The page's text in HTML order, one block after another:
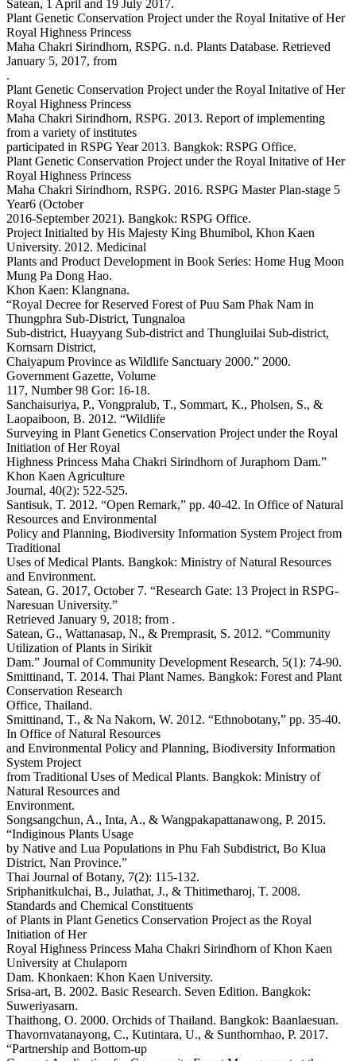
Satean, 1 April and 19 July 2017.
Plant Genetic Conservation Project under the Royal Initative of Her
Royal Highness Princess
Maha Chakri Sirindhorn, RSPG. n.d. Plants Database. Retrieved
January 5, 2017, from
.
Plant Genetic Conservation Project under the Royal Initative of Her
Royal Highness Princess
Maha Chakri Sirindhorn, RSPG. 2013. Report of implementing
from a variety of institutes
participated in RSPG Year 2013. Bangkok: RSPG Office.
Plant Genetic Conservation Project under the Royal Initative of Her
Royal Highness Princess
Maha Chakri Sirindhorn, RSPG. 2016. RSPG Master Plan-stage 5
Year6 (October
2016-September 2021). Bangkok: RSPG Office.
Project Initialted by His Majesty King Bhumibol, Khon Kaen
University. 2012. Medicinal
Plants and Product Development in Book Series: Home Hug Moon
Mung Pa Dong Hao.
Khon Kaen: Klangnana.
“Royal Decree for Reserved Forest of Puu Sam Phak Nam in
Thungphra Sub-District, Tungnaloa
Sub-district, Huayyang Sub-district and Thungluilai Sub-district,
Kornsarn District,
Chaiyapum Province as Wildlife Sanctuary 2000.” 2000.
Government Gazette, Volume
117, Number 98 Gor: 16-18.
Sanchaisuriya, P., Vongpralub, T., Sommart, K., Pholsen, S., &
Laopaiboon, B. 2012. “Wildlife
Surveying in Plant Genetics Conservation Project under the Royal
Initiation of Her Royal
Highness Princess Maha Chakri Sirindhorn of Juraphorn Dam.”
Khon Kaen Agriculture
Journal, 40(2): 522-525.
Santisuk, T. 2012. “Open Remark,” pp. 40-42. In Office of Natural
Resources and Environmental
Policy and Planning, Biodiversity Information System Project from
Traditional
Uses of Medical Plants. Bangkok: Ministry of Natural Resources
and Environment.
Satean, G. 2017, October 7. “Research Gate: 13 Project in RSPG-
Naresuan University.”
Retrieved January 9, 2018; from .
Satean, G., Wattanasap, N., & Premprasit, S. 2012. “Community
Utilization of Plants in Sirikit
Dam.” Journal of Community Development Research, 5(1): 74-90.
Smittinand, T. 2014. Thai Plant Names. Bangkok: Forest and Plant
Conservation Research
Office, Thailand.
Smittinand, T., & Na Nakorn, W. 2012. “Ethnobotany,” pp. 35-40.
In Office of Natural Resources
and Environmental Policy and Planning, Biodiversity Information
System Project
from Traditional Uses of Medical Plants. Bangkok: Ministry of
Natural Resources and
Environment.
Songsangchun, A., Inta, A., & Wangpakapattanawong, P. 2015.
“Indiginous Plants Usage
by Native and Lua Populations in Phu Fah Subdistrict, Bo Klua
District, Nan Province.”
Thai Journal of Botany, 7(2): 115-132.
Sriphanitkulchai, B., Julathat, J., & Thitimetharoj, T. 2008.
Standards and Chemical Constituents
of Plants in Plant Genetics Conservation Project as the Royal
Initiation of Her
Royal Highness Princess Maha Chakri Sirindhorn of Khon Kaen
University at Chulaporn
Dam. Khonkaen: Khon Kaen University.
Srisa-art, B. 2002. Basic Research. Seven Edition. Bangkok:
Suweriyasarn.
Thaithong, O. 2000. Orchids of Thailand. Bangkok: Baanlaesuan.
Thavornvatanayong, C., Kutintara, U., & Sunthornhao, P. 2017.
“Partnership and Bottom-up